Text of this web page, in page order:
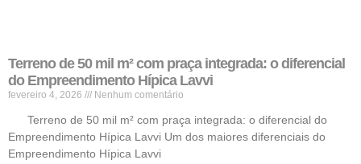
Terreno de 50 mil m² com praça integrada: o diferencial
do Empreendimento Hípica Lavvi
fevereiro 4, 2026 Nenhum comentário
Terreno de 50 mil m² com praça integrada: o diferencial do
Empreendimento Hípica Lavvi Um dos maiores diferenciais do
Empreendimento Hípica Lavvi